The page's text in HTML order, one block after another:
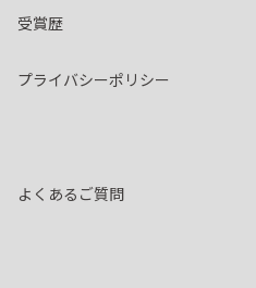
受賞歴
プライバシーポリシー
よくあるご質問